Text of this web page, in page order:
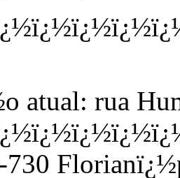
atual: rua
730